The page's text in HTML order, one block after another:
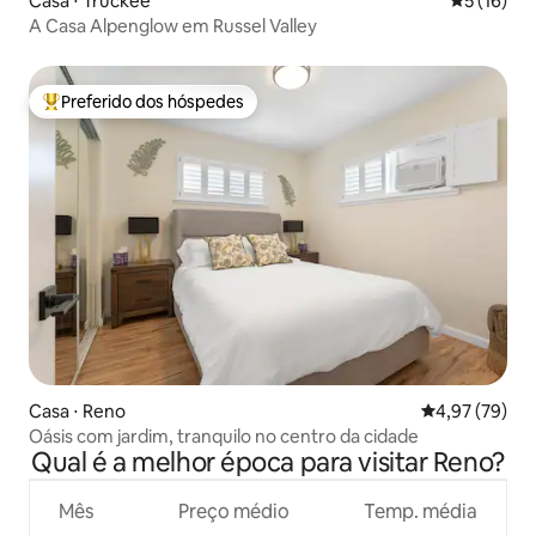
A Casa Alpenglow em Russel Valley
Entre os melhores preferidos dos hóspedes
Preferido dos hóspedes
Casa ⋅ Reno 4,97 de uma
4,97 (79)
Oásis com jardim, tranquilo no centro da cidade
Qual é a melhor época para visitar Reno?
Mês Preço médio Temp. média